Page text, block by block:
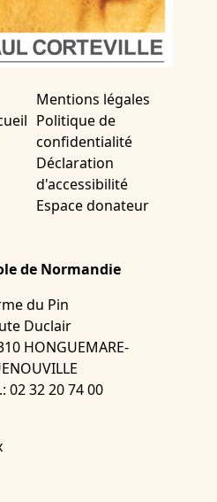
Mentions légales
Politique de
confidentialité
Déclaration
d'accessibilité
Espace donateur
de Normandie
du Pin
Duclair
HONGUEMARE-
02 32 20 74 00